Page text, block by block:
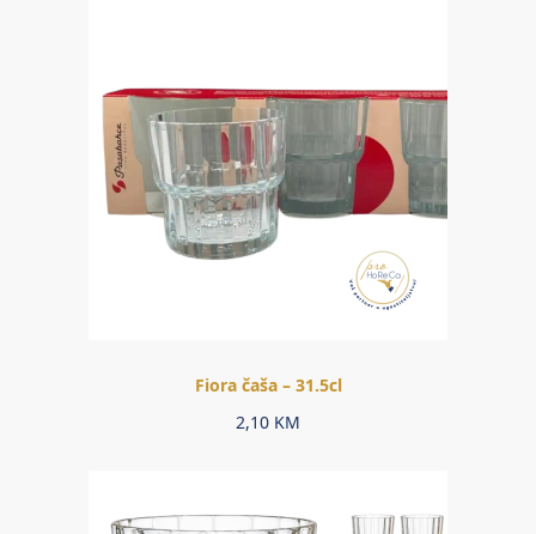
Fiora čaša – 31.5cl
2,10 KM